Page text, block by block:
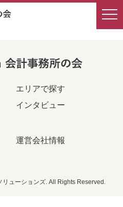
エリアで探す
インタビュー
運営会社情報
ューションズ. All Rights Reserved.